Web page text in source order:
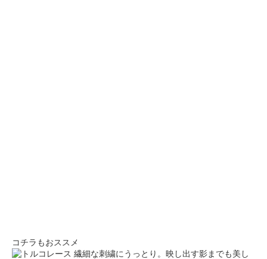
コチラもおススメ
繊細な刺繍にうっとり。映し出す影までも美し